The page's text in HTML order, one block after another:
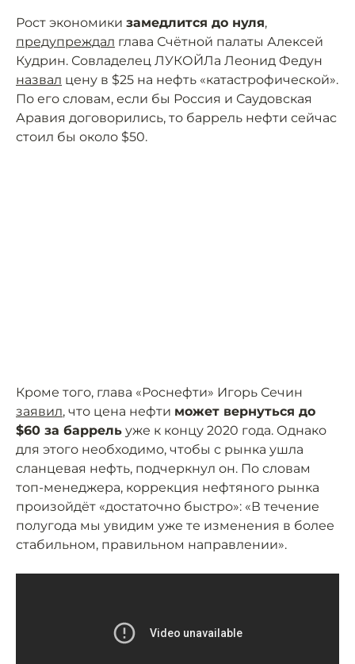
Рост экономики замедлится до нуля,
предупреждал глава Счётной палаты Алексей
Кудрин. Совладелец ЛУКОЙЛа Леонид Федун
назвал цену в $25 на нефть «катастрофической».
По его словам, если бы Россия и Саудовская
Аравия договорились, то баррель нефти сейчас
стоил бы около $50.
Кроме того, глава «Роснефти» Игорь Сечин
заявил, что цена нефти может вернуться до
$60 за баррель уже к концу 2020 года. Однако
для этого необходимо, чтобы с рынка ушла
сланцевая нефть, подчеркнул он. По словам
топ-менеджера, коррекция нефтяного рынка
произойдёт «достаточно быстро»: «В течение
полугода мы увидим уже те изменения в более
стабильном, правильном направлении».